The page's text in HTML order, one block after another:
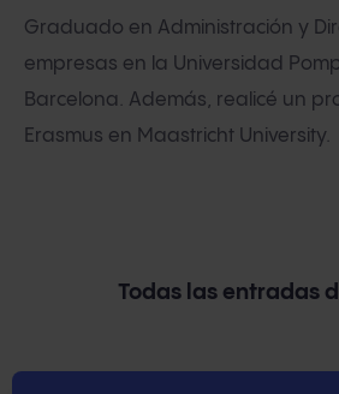
Graduado en Administración y
empresas en la Universidad
Barcelona. Además, realicé un
Erasmus en Maastricht University.
Todas las entradas